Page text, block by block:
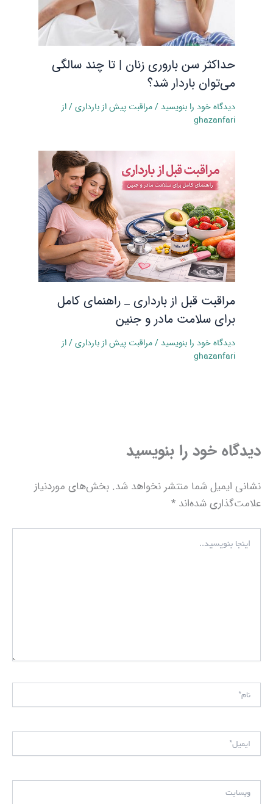
حداکثر سن باروری زنان | تا چند سالگی
می‌توان باردار شد؟
دیدگاه‌ خود را بنویسید /مراقبت پیش از بارداری/ از
ghazanfari
مراقبت قبل از بارداری _ راهنمای کامل
برای سلامت مادر و جنین
دیدگاه‌ خود را بنویسید /مراقبت پیش از بارداری/ از
ghazanfari
دیدگاه‌ خود را بنویسید
نشانی ایمیل شما منتشر نخواهد شد. بخش‌های موردنیاز
علامت‌گذاری شده‌اند *
اینجا
بنویسید..
وبسایت